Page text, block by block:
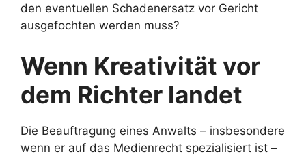
den eventuellen Schadenersatz vor Gericht
ausgefochten werden muss?
Wenn Kreativität vor
dem Richter landet
Die Beauftragung eines Anwalts – insbesondere
wenn er auf das Medienrecht spezialisiert ist –